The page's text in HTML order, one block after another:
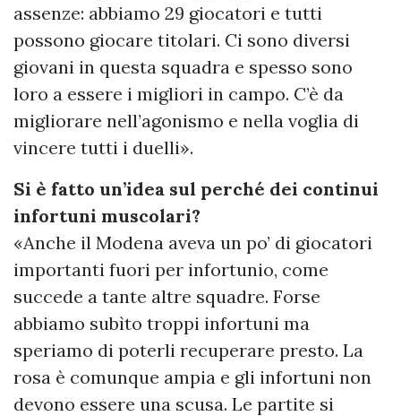
assenze: abbiamo 29 giocatori e tutti
possono giocare titolari. Ci sono diversi
giovani in questa squadra e spesso sono
loro a essere i migliori in campo. C’è da
migliorare nell’agonismo e nella voglia di
vincere tutti i duelli».
Si è fatto un’idea sul perché dei continui
infortuni muscolari?
«Anche il Modena aveva un po’ di giocatori
importanti fuori per infortunio, come
succede a tante altre squadre. Forse
abbiamo subìto troppi infortuni ma
speriamo di poterli recuperare presto. La
rosa è comunque ampia e gli infortuni non
devono essere una scusa. Le partite si